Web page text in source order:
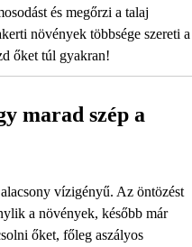
és megőrzi a talaj
növények többsége szereti a
őket túl gyakran!
marad szép a
vízigényű. Az öntözést
a növények, később már
őket, főleg aszályos